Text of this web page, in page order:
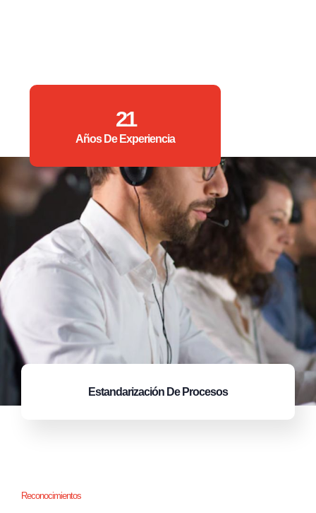
21
Años De Experiencia
Estandarización De Procesos
Reconocimientos